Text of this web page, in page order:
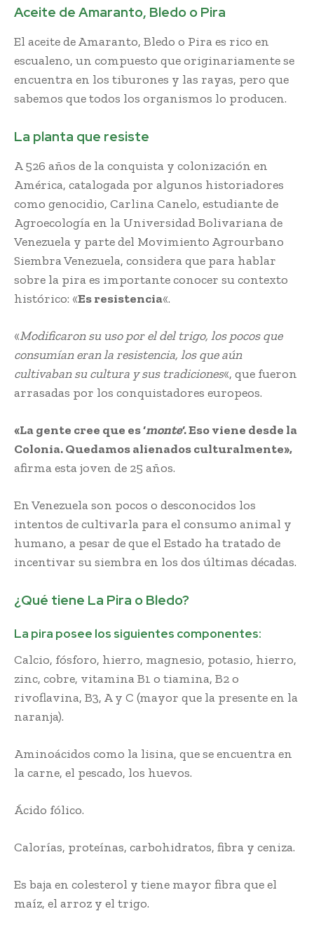
Aceite de Amaranto, Bledo o Pira
El aceite de Amaranto, Bledo o Pira es rico en
escualeno, un compuesto que originariamente se
encuentra en los tiburones y las rayas, pero que
sabemos que todos los organismos lo producen.
La planta que resiste
A 526 años de la conquista y colonización en
América, catalogada por algunos historiadores
como genocidio, Carlina Canelo, estudiante de
Agroecología en la Universidad Bolivariana de
Venezuela y parte del Movimiento Agrourbano
Siembra Venezuela, considera que para hablar
sobre la pira es importante conocer su contexto
histórico: «Es resistencia«.
«Modificaron su uso por el del trigo, los pocos que
consumían eran la resistencia, los que aún
cultivaban su cultura y sus tradiciones«, que fueron
arrasadas por los conquistadores europeos.
«La gente cree que es ‘monte‘. Eso viene desde la
Colonia. Quedamos alienados culturalmente»,
afirma esta joven de 25 años.
En Venezuela son pocos o desconocidos los
intentos de cultivarla para el consumo animal y
humano, a pesar de que el Estado ha tratado de
incentivar su siembra en los dos últimas décadas.
¿Qué tiene La Pira o Bledo?
La pira posee los siguientes componentes:
Calcio, fósforo, hierro, magnesio, potasio, hierro,
zinc, cobre, vitamina B1 o tiamina, B2 o
rivoflavina, B3, A y C (mayor que la presente en la
naranja).
Aminoácidos como la lisina, que se encuentra en
la carne, el pescado, los huevos.
Ácido fólico.
Calorías, proteínas, carbohidratos, fibra y ceniza.
Es baja en colesterol y tiene mayor fibra que el
maíz, el arroz y el trigo.